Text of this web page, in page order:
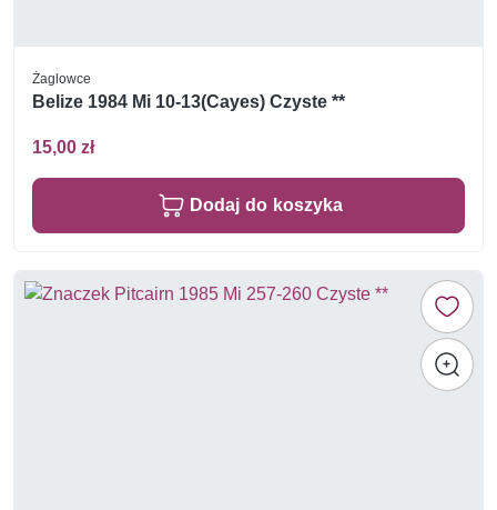
Żaglowce
Belize 1984 Mi 10-13(Cayes) Czyste **
15,00 zł
Dodaj do koszyka